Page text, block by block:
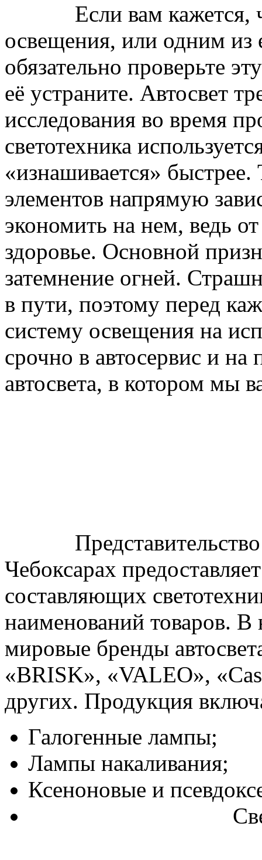
Если вам кажется,
освещения, или одним из
обязательно проверьте
её устраните. Автосвет
исследования во время
светотехника
«изнашивается»
элементов напрямую
экономить на нем, ведь
здоровье. Основной
затемнение огней.
в пути, поэтому перед
систему освещения на
срочно в автосервис и
автосвета, в котором мы
Представительство
Чебоксарах
составляющих
наименований товаров. В
мировые бренды
«BRISK», «VALEO»,
других. Продукция
Галогенные лампы;
Лампы накаливания;
Ксеноновые и